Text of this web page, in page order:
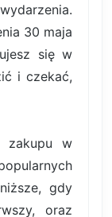
30 maja
się w
i czekać,
zakupu w
gdy
oraz